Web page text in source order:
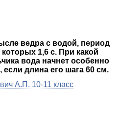
ведра с водой, период
1,6 с. При какой
вода начнет особенно
длина его шага 60 см.
А.П. 10-11 класс